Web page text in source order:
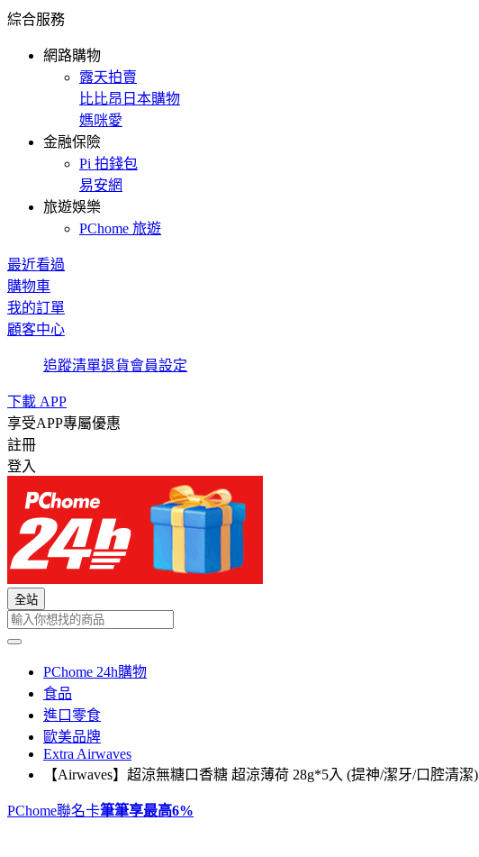
綜合服務
網路購物
露天拍賣
比比昂日本購物
媽咪愛
金融保險
Pi 拍錢包
易安網
旅遊娛樂
PChome 旅遊
最近看過
購物車
我的訂單
顧客中心
追蹤清單退貨會員設定
下載 APP
享受APP專屬優惠
註冊
登入
全站
PChome 24h購物
食品
進口零食
歐美品牌
Extra Airwaves
【Airwaves】超涼無糖口香糖 超涼薄荷 28g*5入 (提神/潔牙/口腔清潔)
PChome聯名卡筆筆享最高6%